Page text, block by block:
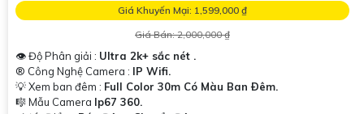
Giá Khuyến Mại: 1,599,000 ₫
Giá Bán: 2,000,000 ₫
👁 Độ Phân giải : Ultra 2k+ sắc nét .
®️ Công Nghệ Camera : IP Wifi.
💡 Xem ban đêm : Full Color 30m Có Màu Ban Ðêm.
🎼️ Mẫu Camera Ip67 360.